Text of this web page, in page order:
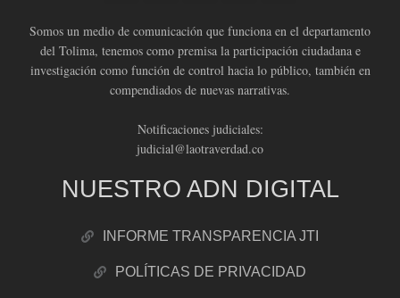
Somos un medio de comunicación que funciona en el departamento
del Tolima, tenemos como premisa la participación ciudadana e
investigación como función de control hacia lo público, también en
compendiados de nuevas narrativas.
Notificaciones judiciales:
judicial@laotraverdad.co
NUESTRO ADN DIGITAL
INFORME TRANSPARENCIA JTI
POLÍTICAS DE PRIVACIDAD